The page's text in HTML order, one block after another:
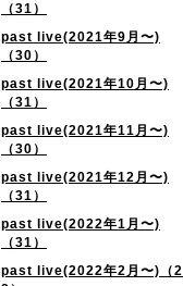
（31）
past live(2021年9月〜)
（30）
past live(2021年10月〜)
（31）
past live(2021年11月〜)
（30）
past live(2021年12月〜)
（31）
past live(2022年1月〜)
（31）
past live(2022年2月〜)（2